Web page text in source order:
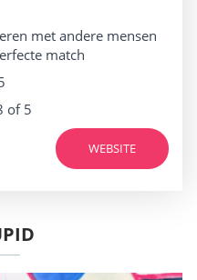
met andere mensen
match
of 5
WEBSITE